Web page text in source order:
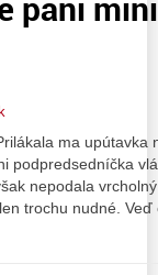
ma upútavka
podpredsedníčka
nepodala
trochu nudné.